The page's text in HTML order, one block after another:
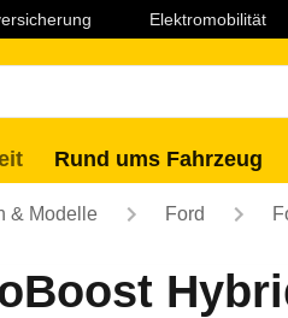
Elektromobilität
Rund ums Fahrzeug
& Modelle Ford